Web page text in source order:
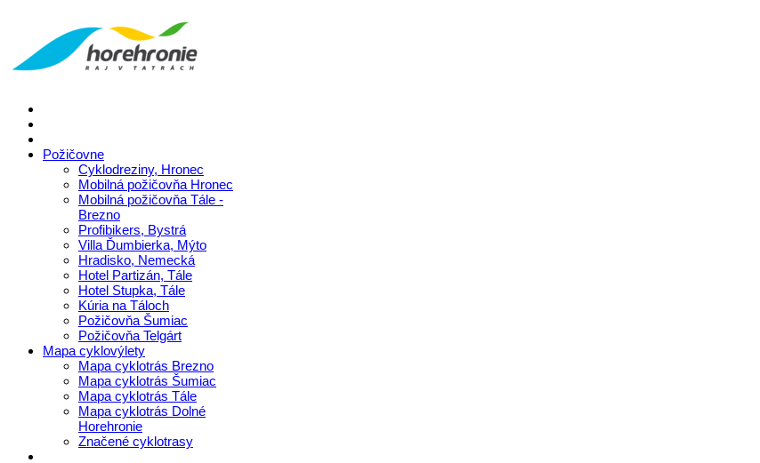
Požičovne
Cyklodreziny, Hronec
Mobilná požičovňa Hronec
Mobilná požičovňa Tále -
Brezno
Profibikers, Bystrá
Villa Ďumbierka, Mýto
Hradisko, Nemecká
Hotel Partizán, Tále
Hotel Stupka, Tále
Kúria na Táloch
Požičovňa Šumiac
Požičovňa Telgárt
Mapa cyklovýlety
Mapa cyklotrás Brezno
Mapa cyklotrás Šumiac
Mapa cyklotrás Tále
Mapa cyklotrás Dolné
Horehronie
Značené cyklotrasy